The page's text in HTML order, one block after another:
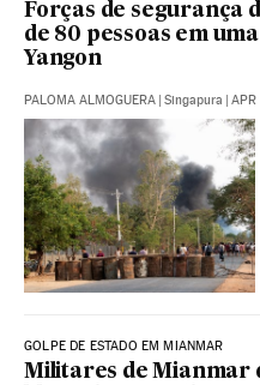
Forças de segurança
de 80 pessoas em
Yangon
PALOMA ALMOGUERA Singapura APR
GOLPE DE ESTADO EM MIANMAR
Militares de Mianmar